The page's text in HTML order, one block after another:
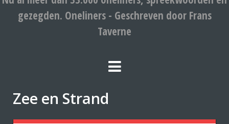
gezegden. Oneliners - Geschreven door Frans
Taverne
Zee en Strand